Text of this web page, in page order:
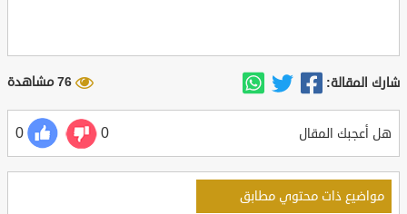
شارك المقالة: 76 مشاهدة
هل أعجبك المقال 0
0
مواضيع ذات محتوي مطابق